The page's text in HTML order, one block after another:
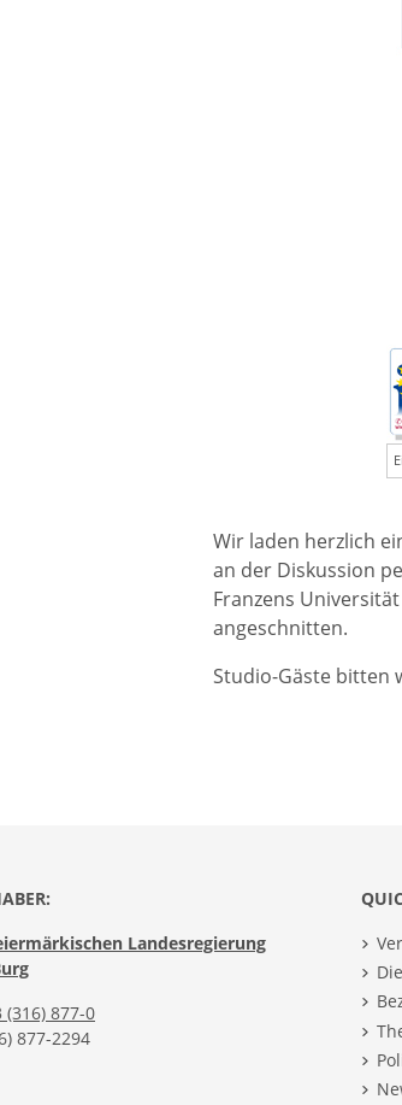
Wir laden herzlich
an der Diskussion
Franzens
angeschnitten.
Studio-Gäste bitten
Landesregierung
(316) 877-0
877-2294